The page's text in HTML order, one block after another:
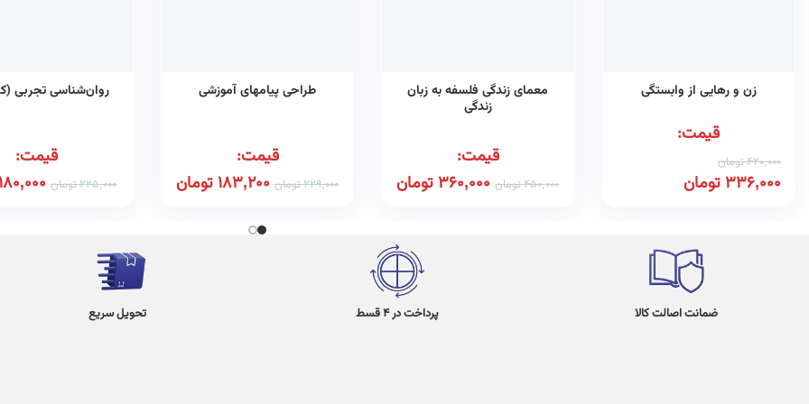
زن و رهایی از وابستگی
قیمت:
420,000تومان
336,000تومان
معمای زندگی فلسفه به زبان
زندگی
قیمت:
450,000تومان 360,000تومان
طراحی پیامهای آموزشی
قیمت:
229,000تومان 183,200تومان
روان‌شناسی تجربی (کد
قیمت:
225,000تومان
ضمانت اصالت کالا پرداخت در 4 قسط تحویل سریع